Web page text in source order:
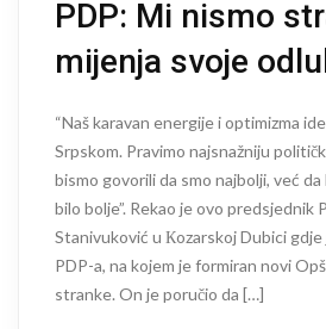
PDP: Mi nismo
mijenja svoje
“Naš karavan energije i optimizma
Srpskom. Pravimo najsnažniju
bismo govorili da smo najbolji, već
bilo bolje”. Rekao je ovo predsjednik
Stanivuković u Кozarskoj Dubici gdje
PDP-a, na kojem je formiran novi
stranke. On je poručio da […]